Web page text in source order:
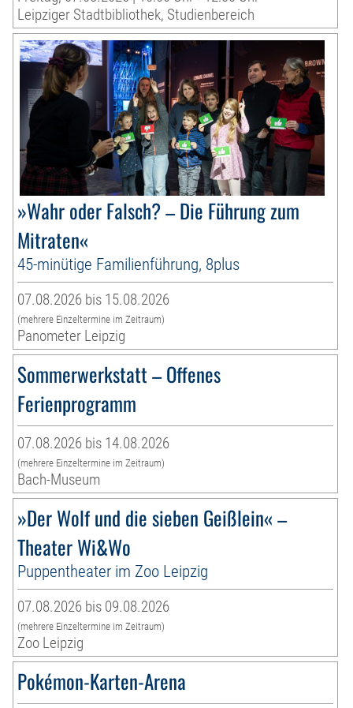
Leipziger Stadtbibliothek, Studienbereich
»Wahr oder Falsch? – Die Führung zum
Mitraten«
45-minütige Familienführung, 8plus
07.08.2026 bis 15.08.2026
(mehrere Einzeltermine im Zeitraum)
Panometer Leipzig
Sommerwerkstatt – Offenes
Ferienprogramm
07.08.2026 bis 14.08.2026
(mehrere Einzeltermine im Zeitraum)
Bach-Museum
»Der Wolf und die sieben Geißlein« –
Theater Wi&Wo
Puppentheater im Zoo Leipzig
07.08.2026 bis 09.08.2026
(mehrere Einzeltermine im Zeitraum)
Zoo Leipzig
Pokémon-Karten-Arena